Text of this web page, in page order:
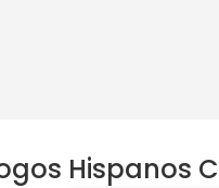
Hispanos